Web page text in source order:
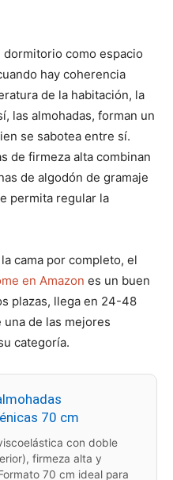
como espacio
hay coherencia
de la habitación, la
las almohadas, forman un
se sabotea entre sí.
de firmeza alta combinan
de algodón de gramaje
permita regular la
cama por completo, el
en Amazon es un buen
plazas, llega en 24-48
de las mejores
categoría.
70 cm
con doble
firmeza alta y
70 cm ideal para